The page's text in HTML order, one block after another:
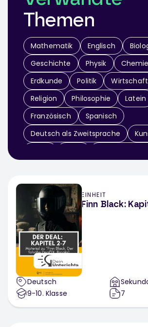
Themen
Mathematik Englisch
Geschichte
Physik
Chemie
Erdkunde
Politik
Wirtschaft
Religion
Philosophie
Latein
Französisch
Spanisch
Deutsch als Zweitsprache
Sachunterricht
Werken / Textiles Gestalten
Fächerübergreifend
EINHEIT
Finn Black:
Deutsch
9-10. Klasse
7